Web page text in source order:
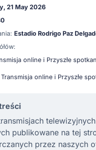
21 May 2026
Estadio Rodrigo Paz
online i Przyszłe
online i Przyszłe
publikowane na tej
przez naszych